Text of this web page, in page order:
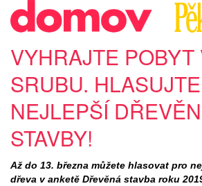
VYHRAJTE POBYT
SRUBU.
NEJLEPŠÍ
STAVBY!
Až do 13. března můžete hlasovat pro
dřeva v anketě Dřevěná stavba roku